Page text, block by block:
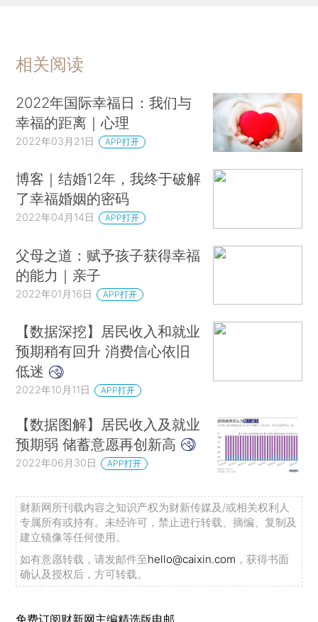
相关阅读
2022年国际幸福日：我们与
幸福的距离｜心理
2022年03月21日 APP打开
博客｜结婚12年，我终于破解
了幸福婚姻的密码
2022年04月14日 APP打开
父母之道：赋予孩子获得幸福
的能力｜亲子
2022年01月16日 APP打开
【数据深挖】居民收入和就业
预期稍有回升 消费信心依旧
低迷
2022年10月11日 APP打开
【数据图解】居民收入及就业
预期弱 储蓄意愿再创新高
2022年06月30日 APP打开
财新网所刊载内容之知识产权为财新传媒及/或相关权利人
专属所有或持有。未经许可，禁止进行转载、摘编、复制及
建立镜像等任何使用。
如有意愿转载，请发邮件至hello@caixin.com ，获得书面
确认及授权后，方可转载。
免费订阅财新网主编精选版电邮